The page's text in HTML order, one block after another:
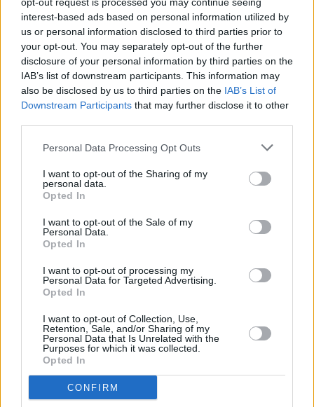
interest-based ads based on personal information utilized by
us or personal information disclosed to third parties prior to
your opt-out. You may separately opt-out of the further
disclosure of your personal information by third parties on the
IAB’s list of downstream participants. This information may
also be disclosed by us to third parties on the IAB’s List of
Downstream Participants that may further disclose it to other
Personal Data Processing Opt Outs
I want to opt-out of the Sharing of my
personal data.
Opted In
I want to opt-out of the Sale of my
Personal Data.
Opted In
I want to opt-out of processing my
Personal Data for Targeted Advertising.
Opted In
I want to opt-out of Collection, Use,
Retention, Sale, and/or Sharing of my
Personal Data that Is Unrelated with the
Purposes for which it was collected.
Opted In
CONFIRM
Περισσότερες ειδήσεις
Δεύτερος σερί μήνας πτώσης για την Toyota – «Πληγή» η
Μέση Ανατολή
Kia: Μειώνει τιμές στην Ευρώπη νιώθοντας την «πίεση»
Tesla: 1.000 νέες θέσεις εργασίας στη Γερμανία για να
ανταποκριθεί στην υψηλή ζήτηση του Model Y
#Stellantis
#Αυτοκινητοβιομηχανίες
#Υβριδικά Αυτοκίνητα